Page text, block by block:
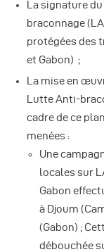
La signature
braconnage
protégées des
et Gabon) ;
La mise en
Lutte Anti-
cadre de ce
menées :
Une
locales sur
Gabon
à Djoum
(Gabon) ;
débouchée